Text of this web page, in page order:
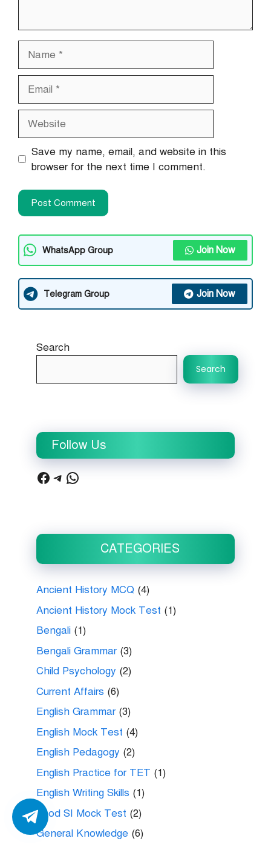
Save my name, email, and website in this
browser for the next time I comment.
WhatsApp Group Join Now
Telegram Group Join Now
Search
Search
Follow Us
Facebook
Telegram
WhatsApp
CATEGORIES
Ancient History MCQ (4)
Ancient History Mock Test (1)
Bengali (1)
Bengali Grammar(3)
Child Psychology (2)
Current Affairs (6)
English Grammar(3)
English Mock Test (4)
English Pedagogy (2)
English Practice for TET (1)
English Writing Skills (1)
Food SI Mock Test (2)
General Knowledge (6)